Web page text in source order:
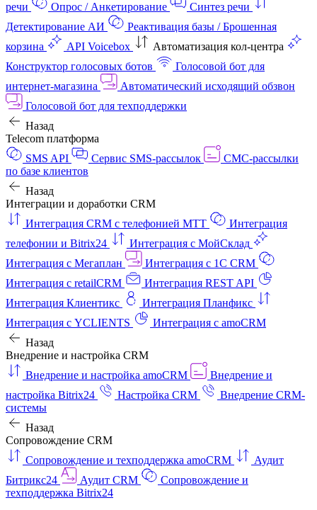
речи
Опрос / Анкетирование
Синтез речи
Детектирование АИ
Реактивация базы / Брошенная
корзина
API Voicebox
Автоматизация кол‑центра
Конструктор голосовых ботов
Голосовой бот для
интернет‑магазина
Автоматический исходящий обзвон
Голосовой бот для техподдержки
Назад
Telecom платформа
SMS API
Сервис SMS-рассылок
СМС-рассылки
по базе клиентов
Назад
Интеграции и доработки CRM
Интеграция CRM с телефонией МТТ
Интеграция
телефонии и Bitrix24
Интеграция с МойСклад
Интеграция с Мегаплан
Интеграция с 1C CRM
Интеграция с retailCRM
Интеграция REST API
Интеграция Клиентикс
Интеграция Планфикс
Интеграция с YCLIENTS
Интеграция с amoCRM
Назад
Внедрение и настройка CRM
Внедрение и настройка amoCRM
Внедрение и
настройка Bitrix24
Настройка CRM
Внедрение CRM-
системы
Назад
Сопровождение CRM
Сопровождение и техподдержка amoCRM
Аудит
Битрикс24
Аудит CRM
Сопровождение и
техподдержка Bitrix24